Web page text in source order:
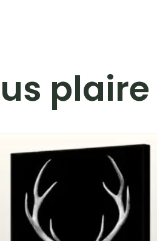
plaire
de
224.90€